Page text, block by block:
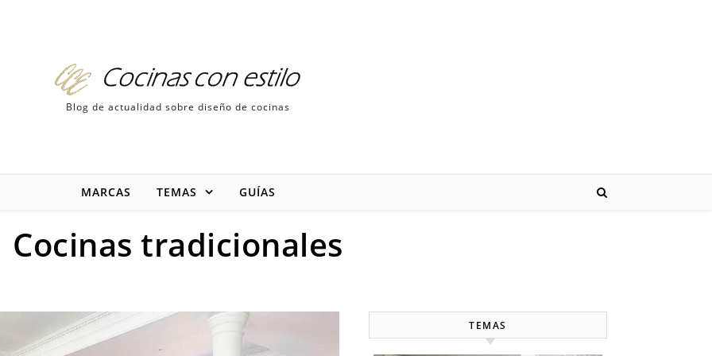
Blog de actualidad sobre diseño de cocinas
MARCAS TEMAS GUÍAS
Cocinas tradicionales
TEMAS